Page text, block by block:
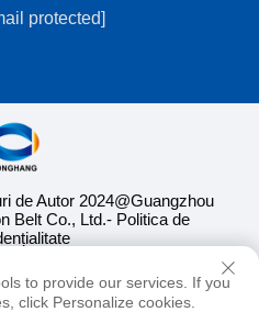
protected]
de Autor 2024@Guangzhou
Belt Co., Ltd.- Politica de
to provide our services. If you
click Personalize cookies.